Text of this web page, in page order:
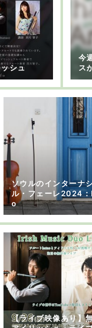
シュ
今
ス
ソウルのインターナ
ル・フェーレ2024
o
【ライブ映像あり】